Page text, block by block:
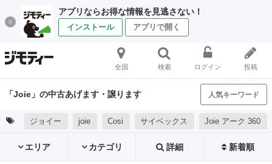
アプリならお得な情報を見逃さない！
インストール アプリで開く
全国 検索 ログイン 投稿
「Joie」の中古あげます・譲ります 人気キーワード
ジョイー joie Cosi サイベックス Joie アーク 360
エリア カテゴリ 詳細 新着順